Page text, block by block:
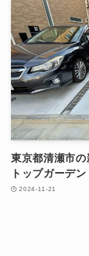
東京都清瀬市
トップガーデン
2024-11-21